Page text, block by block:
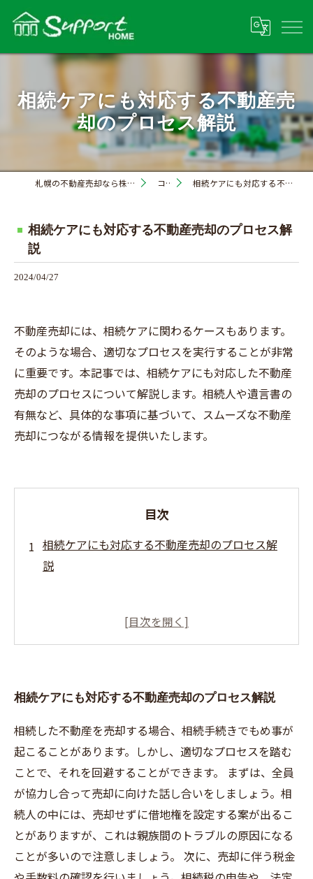
相続ケアにも対応する不動産売
却のプロセス解説
札幌の不動産売却なら株式会社サポートホーム コラム 相続ケアにも対応する不動産売却のプロセス解説
相続ケアにも対応する不動産売却のプロセス解
説
2024/04/27
不動産売却には、相続ケアに関わるケースもあります。
そのような場合、適切なプロセスを実行することが非常
に重要です。本記事では、相続ケアにも対応した不動産
売却のプロセスについて解説します。相続人や遺言書の
有無など、具体的な事項に基づいて、スムーズな不動産
売却につながる情報を提供いたします。
目次
相続ケアにも対応する不動産売却のプロセス解
説
相続ケアにも対応する不動産売却のプロセス解説
相続した不動産を売却する場合、相続手続きでもめ事が
起こることがあります。しかし、適切なプロセスを踏む
ことで、それを回避することができます。 まずは、全員
が協力し合って売却に向けた話し合いをしましょう。相
続人の中には、売却せずに借地権を設定する案が出るこ
とがありますが、これは親族間のトラブルの原因になる
ことが多いので注意しましょう。 次に、売却に伴う税金